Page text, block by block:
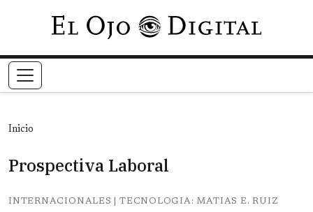
Pasar al contenido principal
Inicio
Prospectiva Laboral
INTERNACIONALES | TECNOLOGIA: MATIAS E. RUIZ